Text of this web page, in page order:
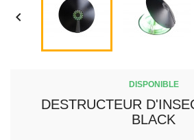

DISPONIBLE
DESTRUCTEUR
BLACK